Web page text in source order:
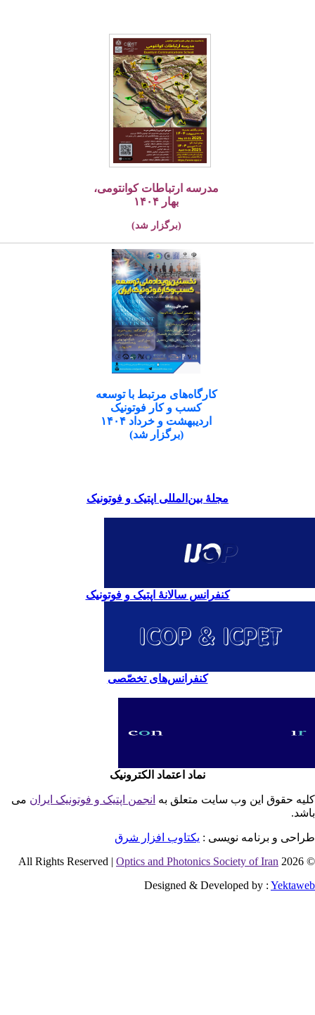
مدرسه ارتباطات کوانتومی،
بهار ۱۴۰۴
(برگزار شد)
کارگاه‌های مرتبط با توسعه
کسب و کار فوتونیک
اردیبهشت و خرداد ۱۴۰۴
(برگزار شد)
مجلۀ بین‌المللی اپتیک و فوتونیک
کنفرانس سالانۀ اپتیک و فوتونیک
کنفرانس‌های تخصّصی
نماد اعتماد الکترونیک
حقوق این وب سایت متعلق بهانجمن اپتیک و فوتونیک ایران می
و برنامه نویسی : یکتاوب افزار شرق
©
Optics and Photonics Society of Iran
Designed & Developed by :